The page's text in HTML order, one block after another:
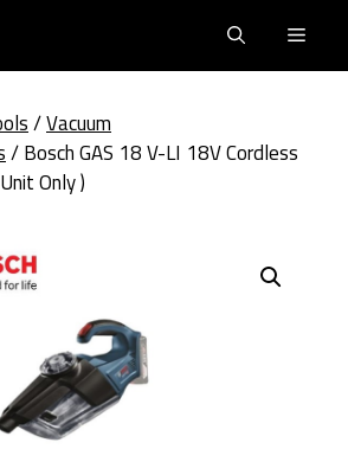
/Vacuum
/ Bosch GAS 18 V-LI 18V Cordless
Only )